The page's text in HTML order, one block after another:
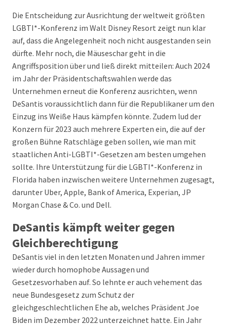
Die Entscheidung zur Ausrichtung der weltweit größten
LGBTI*-Konferenz im Walt Disney Resort zeigt nun klar
auf, dass die Angelegenheit noch nicht ausgestanden sein
dürfte. Mehr noch, die Mäuseschar geht in die
Angriffsposition über und ließ direkt mitteilen: Auch 2024
im Jahr der Präsidentschaftswahlen werde das
Unternehmen erneut die Konferenz ausrichten, wenn
DeSantis voraussichtlich dann für die Republikaner um den
Einzug ins Weiße Haus kämpfen könnte. Zudem lud der
Konzern für 2023 auch mehrere Experten ein, die auf der
großen Bühne Ratschläge geben sollen, wie man mit
staatlichen Anti-LGBTI*-Gesetzen am besten umgehen
sollte. Ihre Unterstützung für die LGBTI*-Konferenz in
Florida haben inzwischen weitere Unternehmen zugesagt,
darunter Uber, Apple, Bank of America, Experian, JP
Morgan Chase & Co. und Dell.
DeSantis kämpft weiter gegen
Gleichberechtigung
DeSantis viel in den letzten Monaten und Jahren immer
wieder durch homophobe Aussagen und
Gesetzesvorhaben auf. So lehnte er auch vehement das
neue Bundesgesetz zum Schutz der
gleichgeschlechtlichen Ehe ab, welches Präsident Joe
Biden im Dezember 2022 unterzeichnet hatte. Ein Jahr